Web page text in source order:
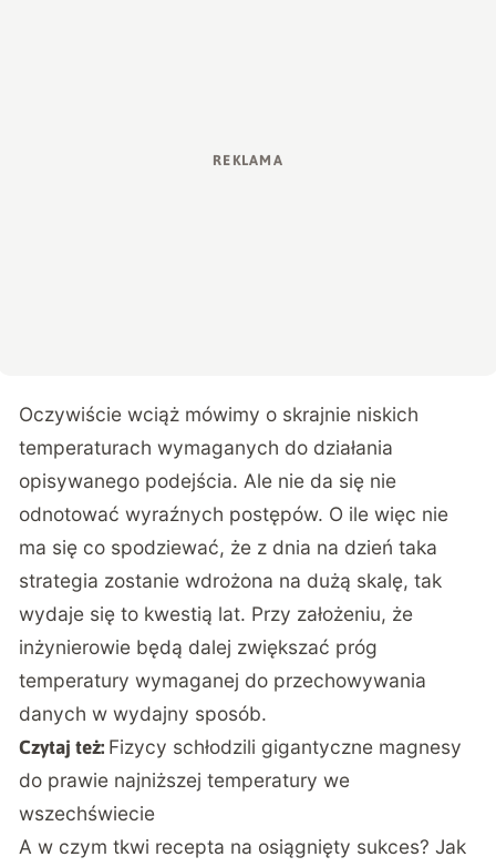
Oczywiście wciąż mówimy o skrajnie niskich
temperaturach wymaganych do działania
opisywanego podejścia. Ale nie da się nie
odnotować wyraźnych postępów. O ile więc nie
ma się co spodziewać, że z dnia na dzień taka
strategia zostanie wdrożona na dużą skalę, tak
wydaje się to kwestią lat. Przy założeniu, że
inżynierowie będą dalej zwiększać próg
temperatury wymaganej do przechowywania
danych w wydajny sposób.
Czytaj też: Fizycy schłodzili gigantyczne magnesy
do prawie najniższej temperatury we
wszechświecie
A w czym tkwi recepta na osiągnięty sukces? Jak